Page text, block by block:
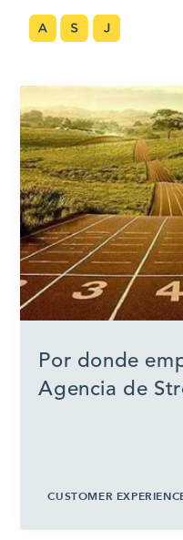
Por donde
Agencia de
CUSTOMER